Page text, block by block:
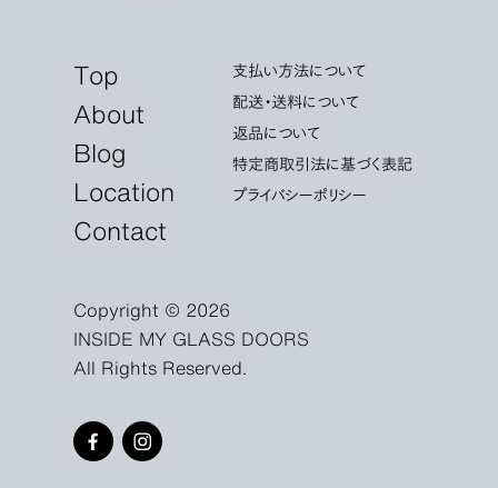
Top
About
Blog
Location
Contact
支払い方法について
配送・送料について
返品について
特定商取引法に基づく表記
プライバシーポリシー
Copyright © 2026
INSIDE MY GLASS DOORS
All Rights Reserved.